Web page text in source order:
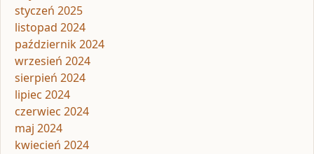
styczeń 2025
listopad 2024
październik 2024
wrzesień 2024
sierpień 2024
lipiec 2024
czerwiec 2024
maj 2024
kwiecień 2024